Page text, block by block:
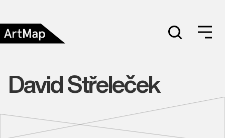
David Střeleček